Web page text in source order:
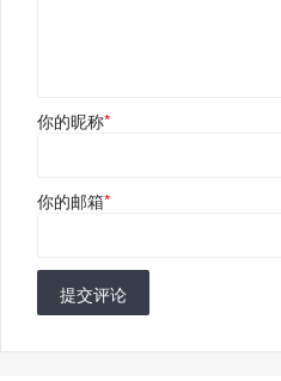
你的昵称*
你的邮箱*
提交评论